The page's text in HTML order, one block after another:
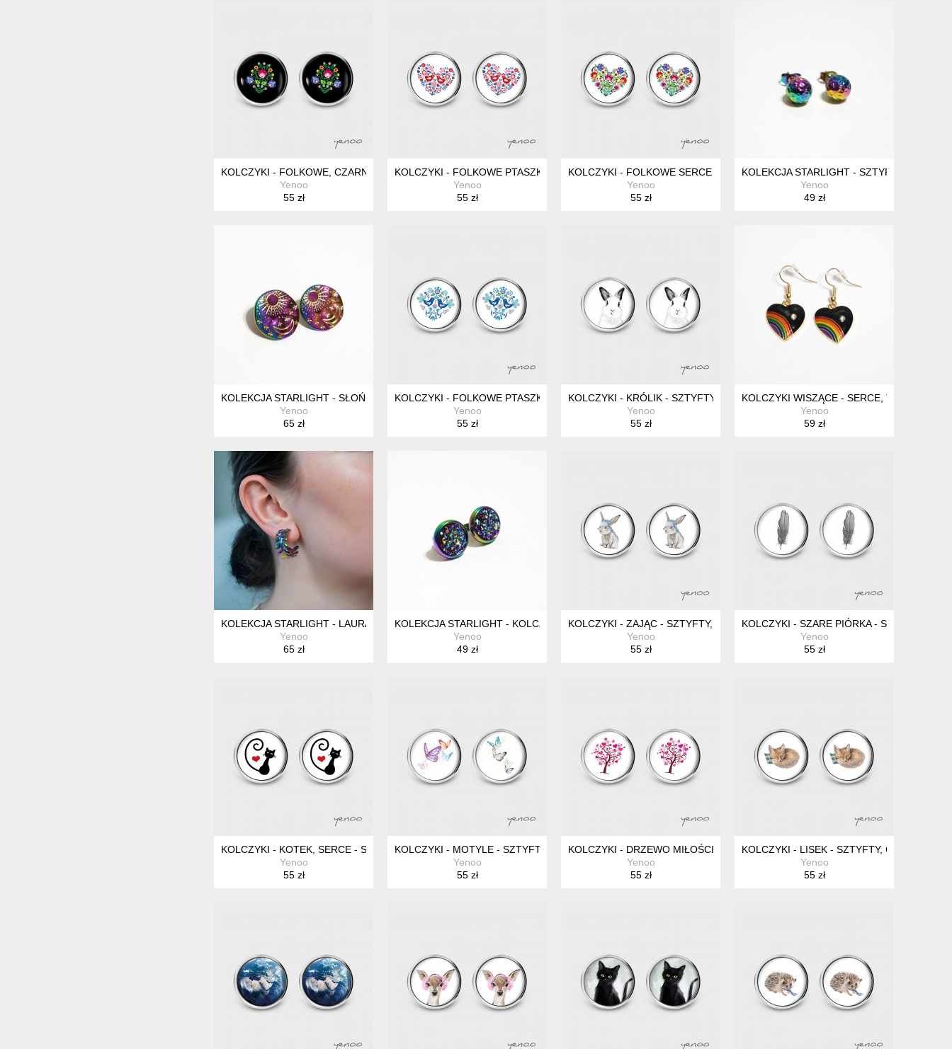
KOLCZYKI - FOLKOWE, CZARNE - SZTYFTY, GRAFIKA
Yenoo
55 zł
KOLCZYKI - FOLKOWE PTASZKI - SZTYFTY, GRAFIKA
Yenoo
55 zł
KOLCZYKI - FOLKOWE SERCE - SZTYFTY, GRAFIKA
Yenoo
55 zł
KOLEKCJA STARLIGHT - SZTYFTY KULKI -
Yenoo
49 zł
KOLEKCJA STARLIGHT - SŁOŃCE, KSIĘŻYC - STAL, SZTYFTY
Yenoo
65 zł
KOLCZYKI - FOLKOWE PTASZKI, NIEBIESKIE - SZTYFTY, GRAFIKA
Yenoo
55 zł
KOLCZYKI - KRÓLIK - SZTYFTY, GRAFIKA
Yenoo
55 zł
KOLCZYKI WISZĄCE - SERCE, TĘCZA
Yenoo
59 zł
KOLEKCJA STARLIGHT - LAURA - WIANEK LAUROWY
Yenoo
65 zł
KOLEKCJA STARLIGHT - KOLCZYKI BURGUND DRUZY - STAL, MINI
Yenoo
49 zł
KOLCZYKI - ZAJĄC - SZTYFTY, GRAFIKA
Yenoo
55 zł
KOLCZYKI - SZARE PIÓRKA - SZTYFTY,
Yenoo
55 zł
KOLCZYKI - KOTEK, SERCE - SZTYFTY, GRAFIKA
Yenoo
55 zł
KOLCZYKI - MOTYLE - SZTYFTY, GRAFIKA
Yenoo
55 zł
KOLCZYKI - DRZEWO MIŁOŚCI - SZTYFTY, GRAFIKA
Yenoo
55 zł
KOLCZYKI - LISEK - SZTYFTY, GRAFIKA
Yenoo
55 zł